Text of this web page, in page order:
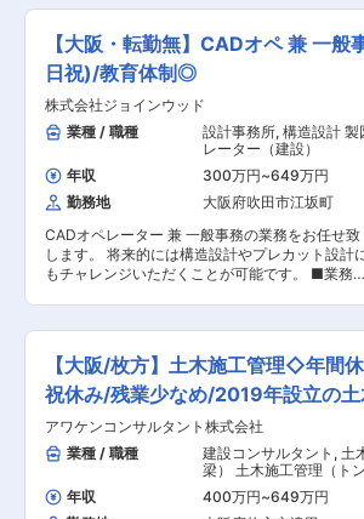
的な仕様変更、製品トラブル・大規模クレーム、
機械トラブル対応）が起きた場合、残業月７８時
間、年６回、７２０時間迄の対応を行うことがあ
ります。 ■手当について： ・食事手当 3,780
円〜3,780円 ■同社の特徴： 同社はアパレルメー
カーの縫製工場で使われる特殊工業用ミシンを製
造しています。工業用ミシンは一般家庭用と異な
り、高回転、高機能が要求されます。顧客に安定
したミシンを供給するため、QCDを柱とした生産
活動に日々取り組んでいます。主力製品の 「オー
バーロックミシン」 は、 ニットやメリヤス、 ジ
ャージーといった伸縮性のある布素材のふちかが
りを速く、 美しく仕上げることができ、 「ユニ
馴染みのブランドの縫製工場等に出荷していま
す。 また、人材育成として、同社の強みである
活動を行っており、人づくりと利益の積上に大き
な成果を上げています。
・プレカット工法の加工図・施工図の作成 ・担
顧客との打ち合わせ など ■受注後の流れ：
（1）設計事務所・工務店から案件受注 （2）依
があった案件については一度子会社(ベトナム事務
所)にて対応 （3）子会社にて作成した図面等の確
認と修正等を行います。 （4）完成した図面をも
とに顧客と打ち合わせを行い、追加修正がある場
合はその都度対応 ※子会社での案件の完成度は規
模や難易度によって様々ですが、5割程度のもの
もあれば、9割程度のものあります。一からご対
応頂くケースもございます。 ■働き方： 月の残
業時間は案件の状況によって異なりますが、
10~30時間程度になります。 ■組織構成： ・現
在約14名（20代2名、30代6名、40代3名、50
2名、60代1名）で構成されております。 ■入社
後の流れ： ・ご経験によっても異なりますが、
造計算を行っていただきます。 先輩社員のOJT
もと業務を行っていただきますので安心して就業
できる環境が整っています。 また、1人で案件を
担当できるまで、戸建て住宅であれば1年半~2
年、保育園等であれば4~5年ほどかかります。 ■
ベトナム子会社について： 子会社では28名の方
に就業いただいております。当社にご入社後2~3
年程度経験を積んだ上で、経験を兼ねてベトナム
への出張等も経験いただきたいと考えておりま
【大阪・転勤無】CADオペ 兼 一
日祝)/教育体制◎
株式会社ジョインウッド
業種 / 職種
設計事務所, 構造設計
レーター（建設）
年収
300万円~649万円
勤務地
大阪府吹田市江坂町
CADオペレーター 兼 一般事務の業務をお任せ致
します。 将来的には構造設計やプレカット設計
もチャレンジいただくことが可能です。 ■業務詳
当数】10~15件程度 【業務】 ・プレカット工法
の加工図・施工図の作成 ・構造設計担当者のアシ
スタント業務 ・一般事務業務(書類整理・印刷・
郵送・控えの整理) など ■受注後の流れ： （1）
設計事務所・工務店から案件受注 （2）依頼があ
った案件については一度子会社(ベトナム事務所)
にて対応 （3）子会社にて作成した図面等の確認
と修正等を行います。 （4）完成した図面をもと
に顧客と打ち合わせを行い、追加修正がある場合
はその都度対応 ※子会社での案件の完成度は規模
【大阪/枚方】土木施工管理◇年間
祝休み/残業少なめ/2019年設立の
アワケンコンサルタント株式会社
業種 / 職種
建設コンサルタント , 土
梁） 土木施工管理（ト
造成・ダム・河川・港湾
年収 400万円~649万円